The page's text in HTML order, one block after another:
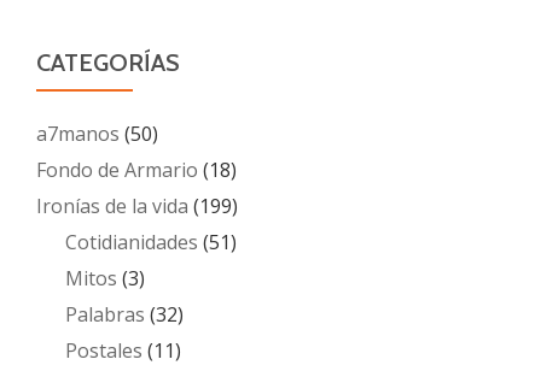
CATEGORÍAS
a7manos (50)
Fondo de Armario (18)
Ironías de la vida (199)
Cotidianidades (51)
Mitos (3)
Palabras (32)
Postales (11)